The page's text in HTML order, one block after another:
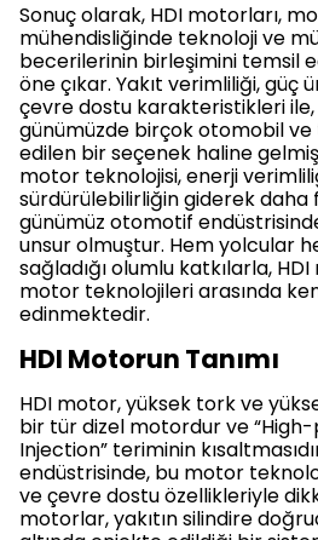
Sonuç olarak, HDI motorları,
mühendisliğinde teknoloji ve
becerilerinin birleşimini temsil
öne çıkar. Yakıt verimliliği, güç
çevre dostu karakteristikleri
günümüzde birçok otomobil
edilen bir seçenek haline
motor teknolojisi, enerji
sürdürülebilirliğin giderek daha
günümüz otomotif
unsur olmuştur. Hem yolcular
sağladığı olumlu katkılarla,
motor teknolojileri arasında
edinmektedir.
HDI Motorun Tanımı
HDI motor, yüksek tork ve
bir tür dizel motordur ve
Injection” teriminin
endüstrisinde, bu motor
ve çevre dostu özellikleriyle
motorlar, yakıtın silindire